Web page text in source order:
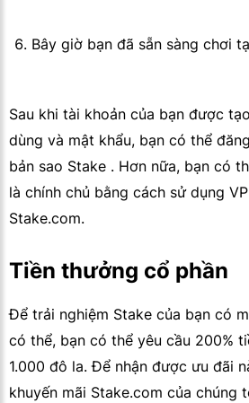
Bây giờ bạn đã sẵn sàng chơi
Sau khi tài khoản của bạn được
dùng và mật khẩu, bạn có thể
bản sao Stake . Hơn nữa, bạn có
là chính chủ bằng cách sử dụng
Stake.com.
Tiền thưởng cổ phần
Để trải nghiệm Stake của bạn có
có thể, bạn có thể yêu cầu 200%
1.000 đô la. Để nhận được ưu đãi
khuyến mãi Stake.com của chúng